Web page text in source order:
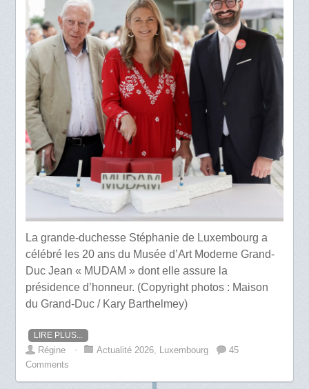
La grande-duchesse Stéphanie de Luxembourg a
célébré les 20 ans du Musée d’Art Moderne Grand-
Duc Jean « MUDAM » dont elle assure la
présidence d’honneur. (Copyright photos : Maison
du Grand-Duc / Kary Barthelmey)
LIRE PLUS...
Régine ⋅ Actualité 2026 Luxembourg
45
Comments